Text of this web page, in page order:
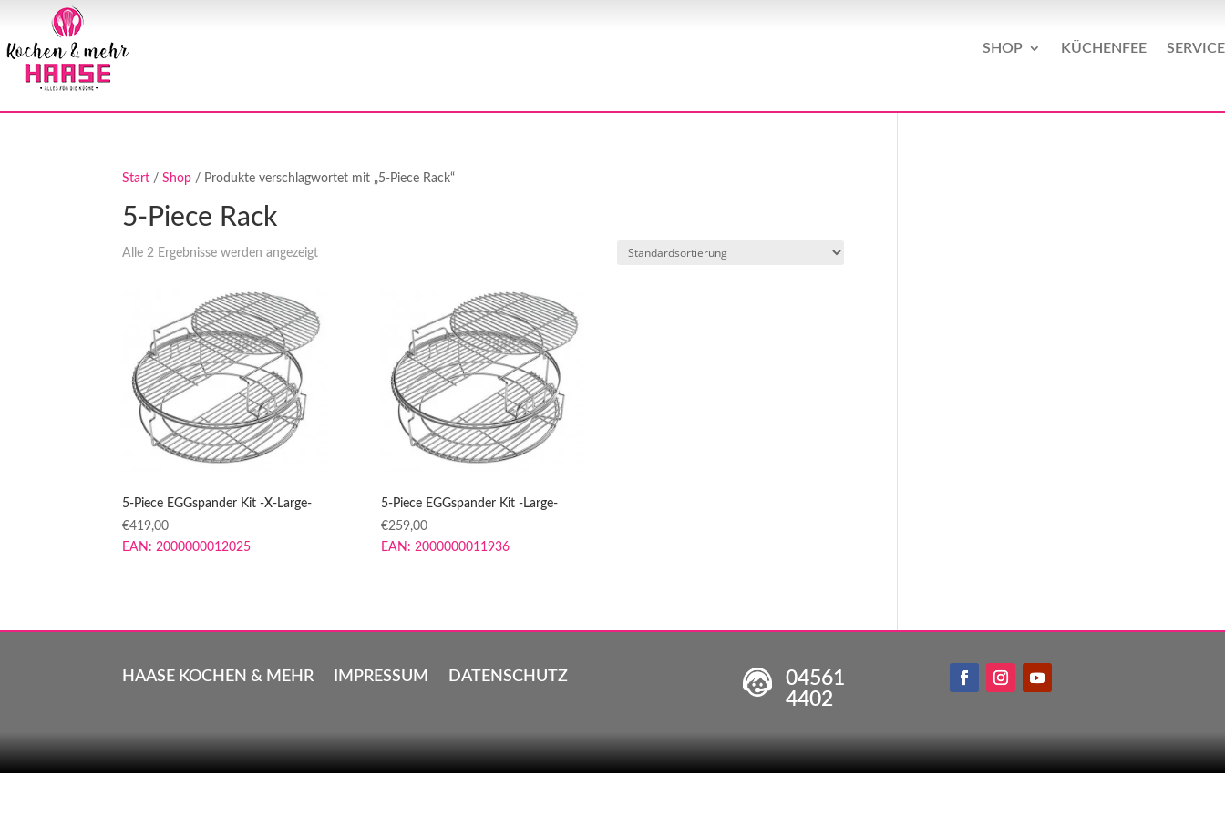
SHOP KÜCHENFEE SERVICE
Start /Shop / Produkte verschlagwortet mit „5-Piece Rack“
5-Piece Rack
Alle 2 Ergebnisse werden angezeigt
5-Piece EGGspander Kit -X-Large-
€419,00
EAN:2000000012025
5-Piece EGGspander Kit -Large-
€259,00
EAN: 2000000011936
HAASE KOCHEN & MEHR IMPRESSUM DATENSCHUTZ
04561
4402